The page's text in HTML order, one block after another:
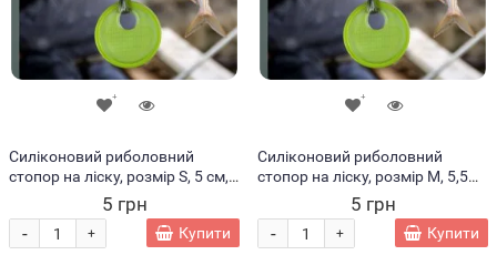
Силіконовий риболовний
стопор на ліску, розмір S, 5 см,
5 грн
+
- Купити
Силіконовий риболовний
стопор на ліску, розмір М, 5,5
5 грн
+
- Купити